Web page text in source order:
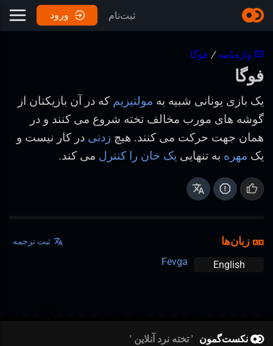
ثبت‌نام ورود
واژه‌نامه / فوگا
فوگا
یک بازی یونانی شبیه به مولتیزیم که در آن بازیکنان از
گوشه های مورب مخالف تخته شروع می کنند و در
همان جهت حرکت می کنند. هیچ زدنی در کار نیست و
یک مهره به تنهایی یک خان را کنترل می کند.
زبان‌ها ثبت ترجمه
English
Fevga
نکست‌گمون تخته نرد آنلاین